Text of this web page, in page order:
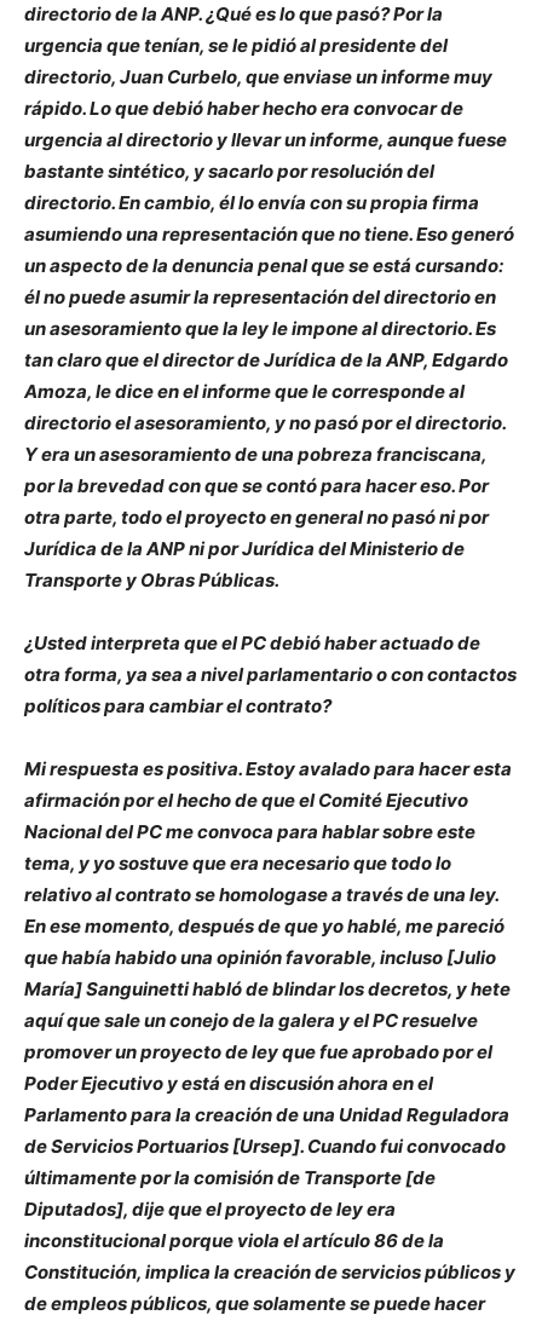
directorio de la ANP. ¿Qué es lo que pasó? Por la
urgencia que tenían, se le pidió al presidente del
directorio, Juan Curbelo, que enviase un informe muy
rápido. Lo que debió haber hecho era convocar de
urgencia al directorio y llevar un informe, aunque fuese
bastante sintético, y sacarlo por resolución del
directorio. En cambio, él lo envía con su propia firma
asumiendo una representación que no tiene. Eso generó
un aspecto de la denuncia penal que se está cursando:
él no puede asumir la representación del directorio en
un asesoramiento que la ley le impone al directorio. Es
tan claro que el director de Jurídica de la ANP, Edgardo
Amoza, le dice en el informe que le corresponde al
directorio el asesoramiento, y no pasó por el directorio.
Y era un asesoramiento de una pobreza franciscana,
por la brevedad con que se contó para hacer eso. Por
otra parte, todo el proyecto en general no pasó ni por
Jurídica de la ANP ni por Jurídica del Ministerio de
Transporte y Obras Públicas.
¿Usted interpreta que el PC debió haber actuado de
otra forma, ya sea a nivel parlamentario o con contactos
políticos para cambiar el contrato?
Mi respuesta es positiva. Estoy avalado para hacer esta
afirmación por el hecho de que el Comité Ejecutivo
Nacional del PC me convoca para hablar sobre este
tema, y yo sostuve que era necesario que todo lo
relativo al contrato se homologase a través de una ley.
En ese momento, después de que yo hablé, me pareció
que había habido una opinión favorable, incluso [Julio
María] Sanguinetti habló de blindar los decretos, y hete
aquí que sale un conejo de la galera y el PC resuelve
promover un proyecto de ley que fue aprobado por el
Poder Ejecutivo y está en discusión ahora en el
Parlamento para la creación de una Unidad Reguladora
de Servicios Portuarios [Ursep]. Cuando fui convocado
últimamente por la comisión de Transporte [de
Diputados], dije que el proyecto de ley era
inconstitucional porque viola el artículo 86 de la
Constitución, implica la creación de servicios públicos y
de empleos públicos, que solamente se puede hacer